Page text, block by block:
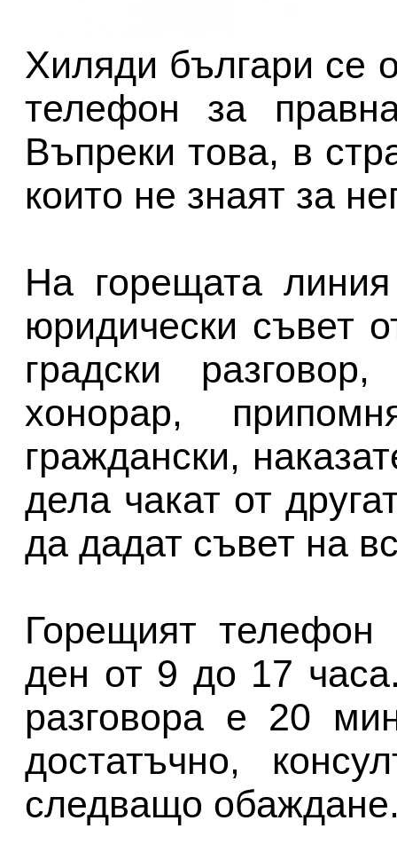
Хиляди българи се
телефон за
Въпреки това, в
които не знаят за
На горещата
юридически съвет
градски
хонорар,
граждански,
дела чакат от
да дадат съвет на
Горещият телефон
ден от 9 до 17
разговора е 20
достатъчно,
следващо